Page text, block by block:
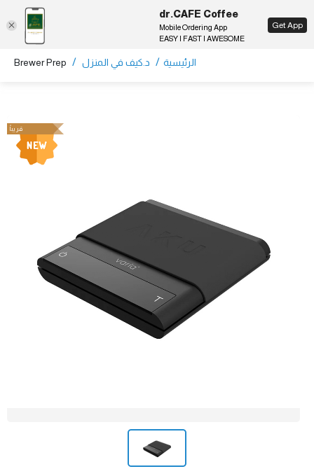
EN
الرئيسية / د.كيف في المنزل /
Brewer Prep
قريباً
dr.CAFE Coffee
Mobile Ordering App
EASY | FAST | AWESOME
Get App